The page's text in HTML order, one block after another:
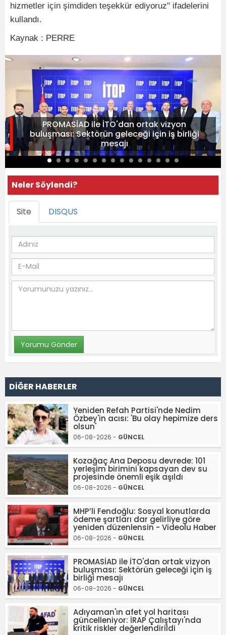
hizmetler için şimdiden teşekkür ediyoruz" ifadelerini
kullandı.
Kaynak : PERRE
PROMASİAD ile İTO'dan ortak vizyon
buluşması: Sektörün geleceği için iş birliği
mesajı
Neler Söylendi?
Site DISQUS
DİĞER HABERLER
Yeniden Refah Partisi'nde Nedim
Özbey'in acısı: 'Bu olay hepimize ders
olsun'
06-08-2026 - GÜNCEL
Kozağaç Ana Deposu devrede: 101
yerleşim birimini kapsayan dev su
projesinde önemli eşik aşıldı
06-08-2026 - GÜNCEL
MHP’li Fendoğlu: Sosyal konutlarda
ödeme şartları dar gelirliye göre
yeniden düzenlensin - Videolu Haber
06-08-2026 - GÜNCEL
PROMASİAD ile İTO'dan ortak vizyon
buluşması: Sektörün geleceği için iş
birliği mesajı
06-08-2026 - GÜNCEL
Adıyaman'ın afet yol haritası
güncelleniyor: İRAP Çalıştayı'nda
kritik riskler değerlendirildi